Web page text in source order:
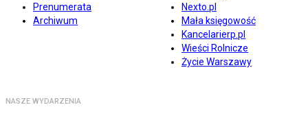
Prenumerata
Archiwum
Nexto.pl
Mała księgowość
Kancelarierp.pl
Wieści Rolnicze
Życie Warszawy
NASZE WYDARZENIA